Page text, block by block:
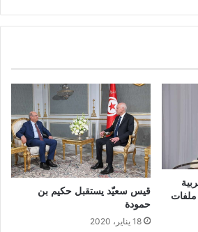
قيس سعيّد يستقبل حكيم بن
حمودة
18 يناير، 2020